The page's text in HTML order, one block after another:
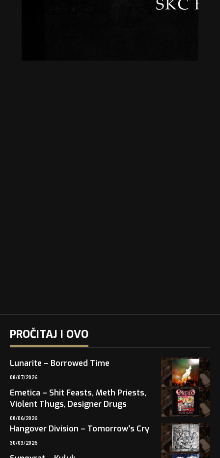
PROČITAJ I OVO
Lunarite – Borrowed Time
08/07/2026
Emetica – Shit Feasts, Meth Priests,
Violent Thugs, Designer Drugs
08/06/2026
Hangover Division – Tomorrow’s Cry
30/03/2026